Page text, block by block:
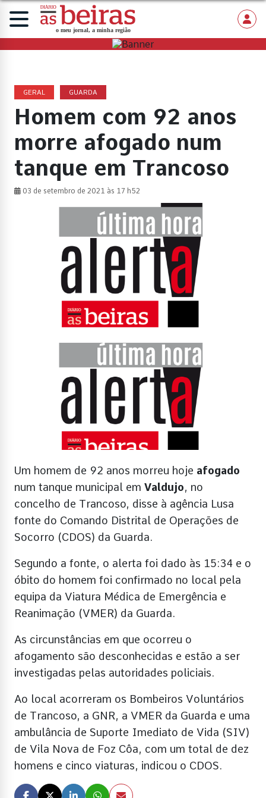
GERAL GUARDA
Homem com 92 anos
morre afogado num
tanque em Trancoso
03 de setembro de 2021 às 17 h52
Um homem de 92 anos morreu hoje afogado
num tanque municipal em Valdujo, no
concelho de Trancoso, disse à agência Lusa
fonte do Comando Distrital de Operações de
Socorro (CDOS) da Guarda.
Segundo a fonte, o alerta foi dado às 15:34 e o
óbito do homem foi confirmado no local pela
equipa da Viatura Médica de Emergência e
Reanimação (VMER) da Guarda.
As circunstâncias em que ocorreu o
afogamento são desconhecidas e estão a ser
investigadas pelas autoridades policiais.
Ao local acorreram os Bombeiros Voluntários
de Trancoso, a GNR, a VMER da Guarda e uma
ambulância de Suporte Imediato de Vida (SIV)
de Vila Nova de Foz Côa, com um total de dez
homens e cinco viaturas, indicou o CDOS.